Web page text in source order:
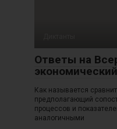
Ответы на
Как называется
предполагающий
процессов и
аналогичными